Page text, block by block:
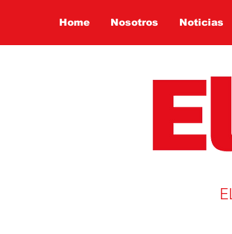
Home Nosotros Noticias